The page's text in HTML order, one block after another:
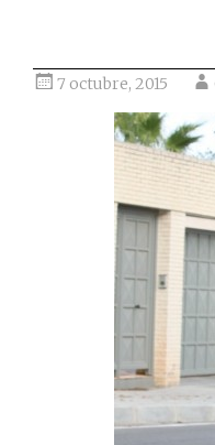
7 octubre, 2015